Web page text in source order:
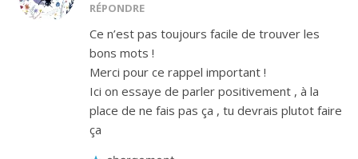
RÉPONDRE
Ce n’est pas toujours facile de trouver les
bons mots !
Merci pour ce rappel important !
Ici on essaye de parler positivement , à la
place de ne fais pas ça , tu devrais plutot faire
ça